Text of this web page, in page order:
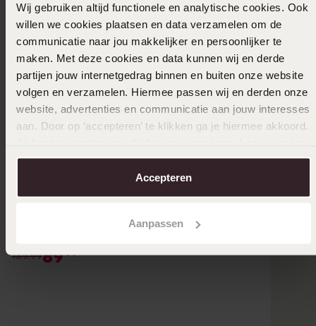
Wij gebruiken altijd functionele en analytische cookies. Ook
willen we cookies plaatsen en data verzamelen om de
communicatie naar jou makkelijker en persoonlijker te
maken. Met deze cookies en data kunnen wij en derde
partijen jouw internetgedrag binnen en buiten onze website
volgen en verzamelen. Hiermee passen wij en derden onze
website, advertenties en communicatie aan jouw interesses
aan. Door op ‘accepteren’ te klikken ga je hiermee akkoord.
over in onscookiebeleid.
Accepteren
Aanpassen
139.998999
-36% Duurzamer